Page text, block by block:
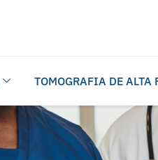
TOMOGRAFIA DE ALTA